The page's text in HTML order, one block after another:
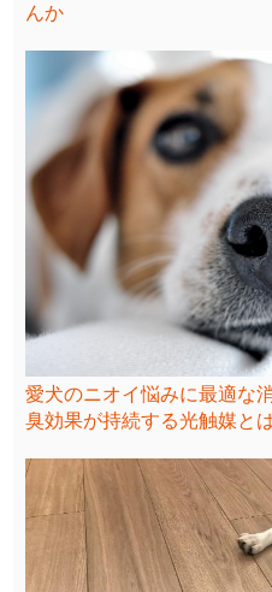
んか
愛犬のニオイ悩みに最適な
臭効果が持続する光触媒と